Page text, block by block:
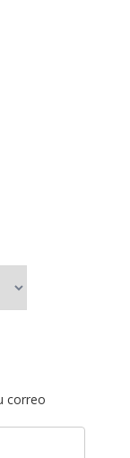
correo